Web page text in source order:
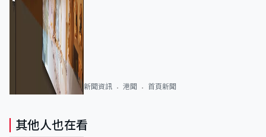
新聞資訊 港聞 首頁新聞
其他人也在看